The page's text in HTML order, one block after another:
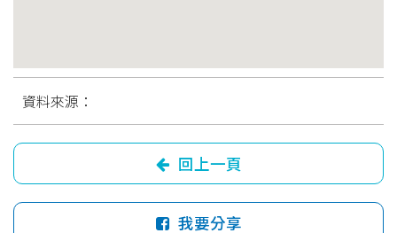
資料來源：
回上一頁
我要分享